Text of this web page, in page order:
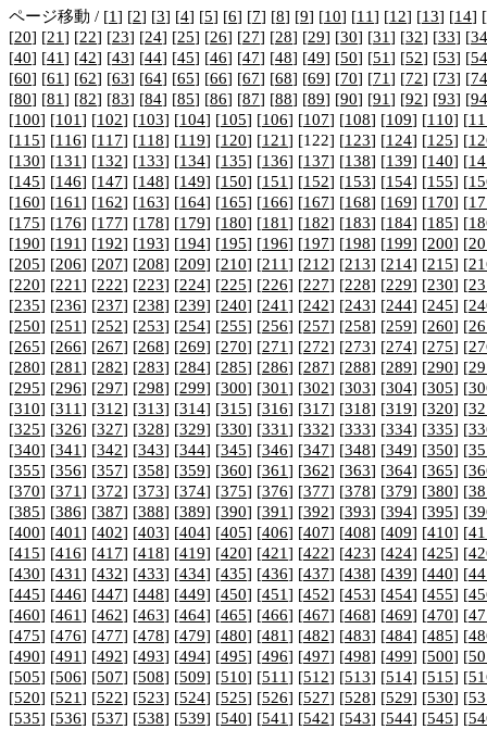
ページ移動 / [1] [2] [3] [4] [5] [6] [7] [8] [9] [10] [11] [12] [13] [14] [
[20] [21] [22] [23] [24] [25] [26] [27] [28] [29] [30] [31] [32] [33] [34
[40] [41] [42] [43] [44] [45] [46] [47] [48] [49] [50] [51] [52] [53] [54
[60] [61] [62] [63] [64] [65] [66] [67] [68] [69] [70] [71] [72] [73] [74
[80] [81] [82] [83] [84] [85] [86] [87] [88] [89] [90] [91] [92] [93] [94
[100] [101] [102] [103] [104] [105] [106] [107] [108] [109] [110] [
[115] [116] [117] [118] [119] [120] [121] [122] [123] [124] [125] [
[130] [131] [132] [133] [134] [135] [136] [137] [138] [139] [140] [
[145] [146] [147] [148] [149] [150] [151] [152] [153] [154] [155] [
[160] [161] [162] [163] [164] [165] [166] [167] [168] [169] [170] [
[175] [176] [177] [178] [179] [180] [181] [182] [183] [184] [185] [
[190] [191] [192] [193] [194] [195] [196] [197] [198] [199] [200] [
[205] [206] [207] [208] [209] [210] [211] [212] [213] [214] [215] [
[220] [221] [222] [223] [224] [225] [226] [227] [228] [229] [230] [
[235] [236] [237] [238] [239] [240] [241] [242] [243] [244] [245] [
[250] [251] [252] [253] [254] [255] [256] [257] [258] [259] [260] [
[265] [266] [267] [268] [269] [270] [271] [272] [273] [274] [275] [
[280] [281] [282] [283] [284] [285] [286] [287] [288] [289] [290] [
[295] [296] [297] [298] [299] [300] [301] [302] [303] [304] [305] [
[310] [311] [312] [313] [314] [315] [316] [317] [318] [319] [320] [
[325] [326] [327] [328] [329] [330] [331] [332] [333] [334] [335] [
[340] [341] [342] [343] [344] [345] [346] [347] [348] [349] [350] [
[355] [356] [357] [358] [359] [360] [361] [362] [363] [364] [365] [
[370] [371] [372] [373] [374] [375] [376] [377] [378] [379] [380] [
[385] [386] [387] [388] [389] [390] [391] [392] [393] [394] [395] [
[400] [401] [402] [403] [404] [405] [406] [407] [408] [409] [410] [
[415] [416] [417] [418] [419] [420] [421] [422] [423] [424] [425] [
[430] [431] [432] [433] [434] [435] [436] [437] [438] [439] [440] [
[445] [446] [447] [448] [449] [450] [451] [452] [453] [454] [455] [
[460] [461] [462] [463] [464] [465] [466] [467] [468] [469] [470] [
[475] [476] [477] [478] [479] [480] [481] [482] [483] [484] [485] [
[490] [491] [492] [493] [494] [495] [496] [497] [498] [499] [500] [
[505] [506] [507] [508] [509] [510] [511] [512] [513] [514] [515] [
[520] [521] [522] [523] [524] [525] [526] [527] [528] [529] [530] [
[535] [536] [537] [538] [539] [540] [541] [542] [543] [544] [545] [